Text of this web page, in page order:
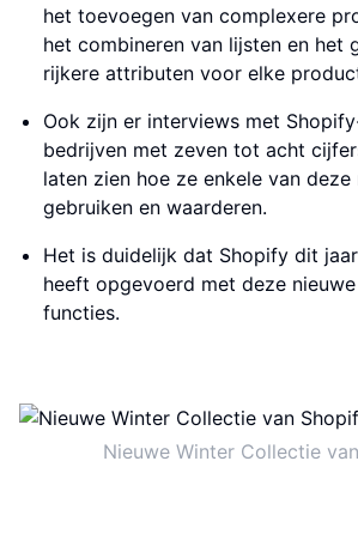
het toevoegen van complexere
het combineren van lijsten en het
rijkere attributen voor elke
Ook zijn er interviews met
bedrijven met zeven tot acht
laten zien hoe ze enkele van
gebruiken en waarderen.
Het is duidelijk dat Shopify dit
heeft opgevoerd met deze
functies.
Nieuwe Winter Collectie